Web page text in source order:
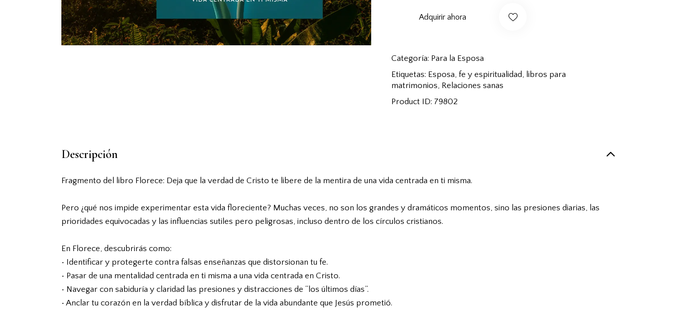
Adquirir ahora
Categoría: Para la Esposa
Etiquetas: Esposa, fe y espiritualidad, libros para
matrimonios, Relaciones sanas
Product ID: 79802
Descripción
Fragmento del libro Florece: Deja que la verdad de Cristo te libere de la mentira de una vida centrada en ti misma.
Pero ¿qué nos impide experimentar esta vida floreciente? Muchas veces, no son los grandes y dramáticos momentos, sino las presiones diarias, las
prioridades equivocadas y las influencias sutiles pero peligrosas, incluso dentro de los círculos cristianos.
En Florece, descubrirás como:
• Identificar y protegerte contra falsas enseñanzas que distorsionan tu fe.
• Pasar de una mentalidad centrada en ti misma a una vida centrada en Cristo.
• Navegar con sabiduría y claridad las presiones y distracciones de “los últimos días”.
• Anclar tu corazón en la verdad bíblica y disfrutar de la vida abundante que Jesús prometió.